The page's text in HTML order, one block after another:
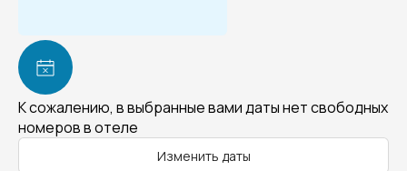
К сожалению, в выбранные вами даты нет свободных
номеров в отеле
Изменить даты